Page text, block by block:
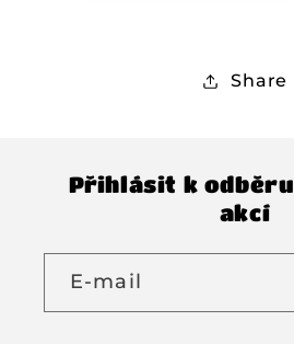
Share
Přihlásit k
akcí
E-mail